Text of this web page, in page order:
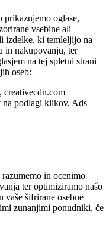
prikazujemo oglase,
vsebine ali
izdelke, ki temleljijo na
in nakupovanju, ter
na tej spletni strani
oseb:
podlagi klikov, Ads
in ocenimo
ter optimiziramo našo
vaše šifrirane osebne
zunanjimi ponudniki, če